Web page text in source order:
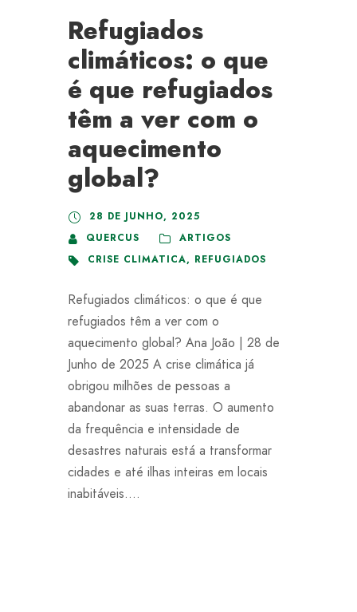
Refugiados
climáticos: o que
é que refugiados
têm a ver com o
aquecimento
global?
28 DE JUNHO, 2025
QUERCUS
ARTIGOS
CRISE CLIMATICA, REFUGIADOS
Refugiados climáticos: o que é que
refugiados têm a ver com o
aquecimento global? Ana João | 28 de
Junho de 2025 A crise climática já
obrigou milhões de pessoas a
abandonar as suas terras. O aumento
da frequência e intensidade de
desastres naturais está a transformar
cidades e até ilhas inteiras em locais
inabitáveis....